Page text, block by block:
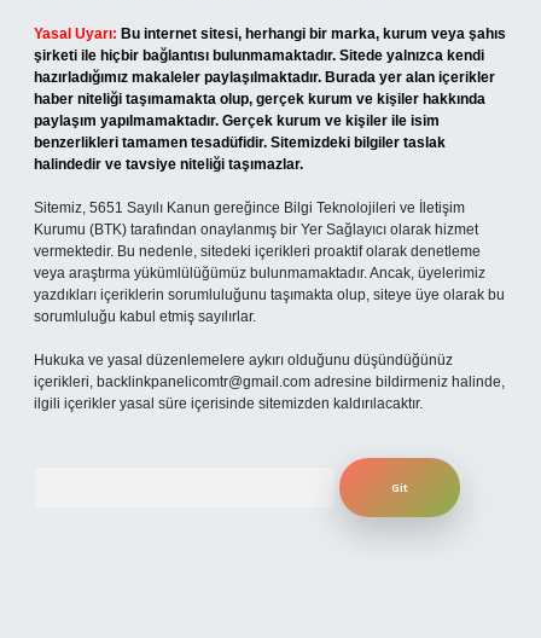
Yasal Uyarı: Bu internet sitesi, herhangi bir marka, kurum veya şahıs
şirketi ile hiçbir bağlantısı bulunmamaktadır. Sitede yalnızca kendi
hazırladığımız makaleler paylaşılmaktadır. Burada yer alan içerikler
haber niteliği taşımamakta olup, gerçek kurum ve kişiler hakkında
paylaşım yapılmamaktadır. Gerçek kurum ve kişiler ile isim
benzerlikleri tamamen tesadüfidir. Sitemizdeki bilgiler taslak
halindedir ve tavsiye niteliği taşımazlar.
Sitemiz, 5651 Sayılı Kanun gereğince Bilgi Teknolojileri ve İletişim
Kurumu (BTK) tarafından onaylanmış bir Yer Sağlayıcı olarak hizmet
vermektedir. Bu nedenle, sitedeki içerikleri proaktif olarak denetleme
veya araştırma yükümlülüğümüz bulunmamaktadır. Ancak, üyelerimiz
yazdıkları içeriklerin sorumluluğunu taşımakta olup, siteye üye olarak bu
sorumluluğu kabul etmiş sayılırlar.
Hukuka ve yasal düzenlemelere aykırı olduğunu düşündüğünüz
içerikleri, backlinkpanelicomtr@gmail.com adresine bildirmeniz halinde,
ilgili içerikler yasal süre içerisinde sitemizden kaldırılacaktır.